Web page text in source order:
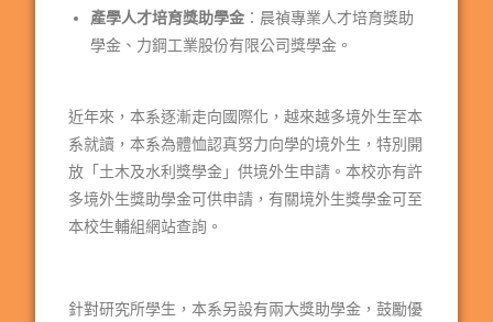
產學人才培育獎助學金 ：晨禎專業人才培育獎助
學金、力鋼工業股份有限公司獎學金。
近年來，本系逐漸走向國際化，越來越多境外生至本
系就讀，本系為體恤認真努力向學的境外生，特別開
放「土木及水利獎學金」供境外生申請。本校亦有許
多境外生獎助學金可供申請，有關境外生獎學金可至
本校生輔組網站查詢。
針對研究所學生，本系另設有兩大獎助學金，鼓勵優